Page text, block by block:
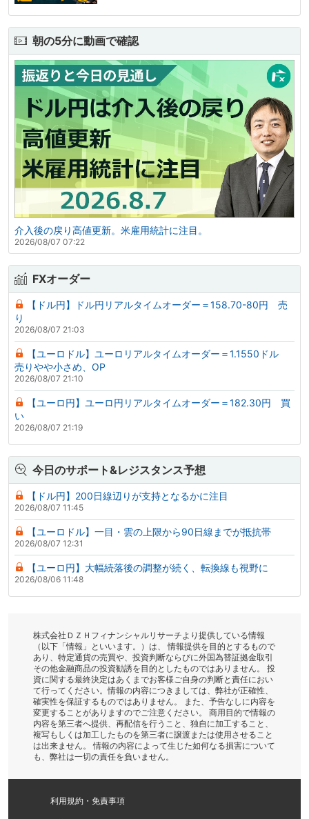
朝の5分に動画で確認
介入後の戻り高値更新。米雇用統計に注目。
2026/08/07 07:22
FXオーダー
【ドル円】ドル円リアルタイムオーダー＝158.70-80円 売
り
2026/08/07 21:03
【ユーロドル】ユーロリアルタイムオーダー＝1.1550ドル
売りやや小さめ、OP
2026/08/07 21:10
【ユーロ円】ユーロ円リアルタイムオーダー＝182.30円 買
い
2026/08/07 21:19
今日のサポート&レジスタンス予想
【ドル円】200日線辺りが支持となるかに注目
2026/08/07 11:45
【ユーロドル】一目・雲の上限から90日線までが抵抗帯
2026/08/07 12:31
【ユーロ円】大幅続落後の調整が続く、転換線も視野に
2026/08/06 11:48
株式会社ＤＺＨフィナンシャルリサーチより提供している情報
（以下「情報」といいます。）は、 情報提供を目的とするもので
あり、特定通貨の売買や、投資判断ならびに外国為替証拠金取引
その他金融商品の投資勧誘を目的としたものではありません。 投
資に関する最終決定はあくまでお客様ご自身の判断と責任におい
て行ってください。情報の内容につきましては、弊社が正確性、
確実性を保証するものではありません。 また、予告なしに内容を
変更することがありますのでご注意ください。 商用目的で情報の
内容を第三者へ提供、再配信を行うこと、独自に加工すること、
複写もしくは加工したものを第三者に譲渡または使用させること
は出来ません。 情報の内容によって生じた如何なる損害について
も、弊社は一切の責任を負いません。
利用規約・免責事項